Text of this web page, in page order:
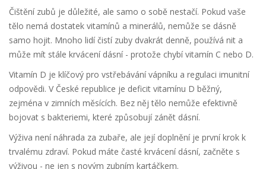
Čištění zubů je důležité, ale samo o sobě nestačí. Pokud vaše
tělo nemá dostatek vitamínů a minerálů, nemůže se dásně
samo hojit. Mnoho lidí čistí zuby dvakrát denně, používá nit a
může mít stále krvácení dásní - protože chybí vitamín C nebo D.
Vitamín D je klíčový pro vstřebávání vápníku a regulaci imunitní
odpovědi. V České republice je deficit vitamínu D běžný,
zejména v zimních měsících. Bez něj tělo nemůže efektivně
bojovat s bakteriemi, které způsobují zánět dásní.
Výživa není náhrada za zubaře, ale její doplnění je první krok k
trvalému zdraví. Pokud máte časté krvácení dásní, začněte s
výživou - ne jen s novým zubním kartáčkem.